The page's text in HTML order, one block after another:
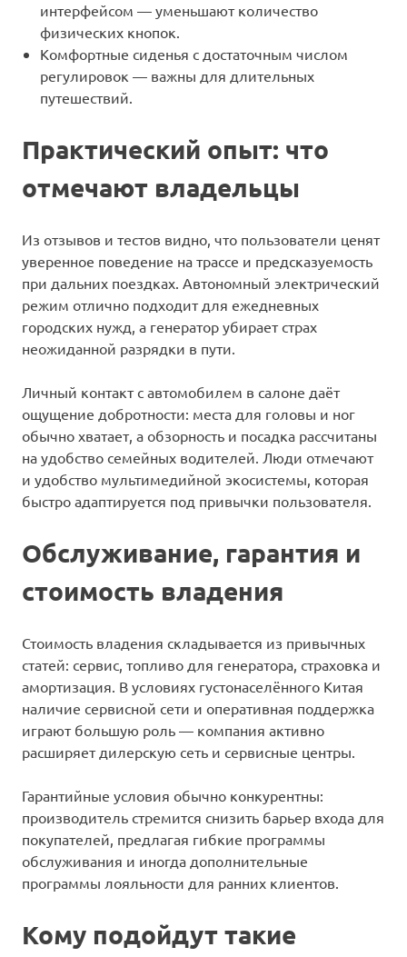
интерфейсом — уменьшают количество
физических кнопок.
Комфортные сиденья с достаточным числом
регулировок — важны для длительных
путешествий.
Практический опыт: что
отмечают владельцы
Из отзывов и тестов видно, что пользователи ценят
уверенное поведение на трассе и предсказуемость
при дальних поездках. Автономный электрический
режим отлично подходит для ежедневных
городских нужд, а генератор убирает страх
неожиданной разрядки в пути.
Личный контакт с автомобилем в салоне даёт
ощущение добротности: места для головы и ног
обычно хватает, а обзорность и посадка рассчитаны
на удобство семейных водителей. Люди отмечают
и удобство мультимедийной экосистемы, которая
быстро адаптируется под привычки пользователя.
Обслуживание, гарантия и
стоимость владения
Стоимость владения складывается из привычных
статей: сервис, топливо для генератора, страховка и
амортизация. В условиях густонаселённого Китая
наличие сервисной сети и оперативная поддержка
играют большую роль — компания активно
расширяет дилерскую сеть и сервисные центры.
Гарантийные условия обычно конкурентны:
производитель стремится снизить барьер входа для
покупателей, предлагая гибкие программы
обслуживания и иногда дополнительные
программы лояльности для ранних клиентов.
Кому подойдут такие